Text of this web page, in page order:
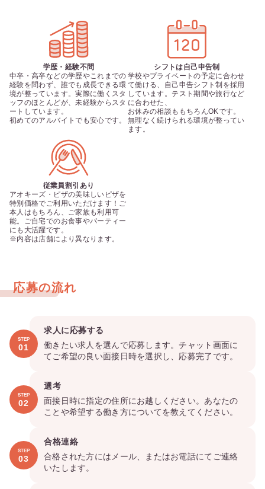
学歴・経験不問
中卒・高卒などの学歴やこれまでの
経験を問わず、誰でも成長できる環
境が整っています。実際に働くスタ
ッフのほとんどが、未経験からスタ
ートしています。
初めてのアルバイトでも安心です。
シフトは自己申告制
学校やプライベートの予定に合わせ
て働ける、自己申告シフト制を採用
しています。テスト期間や旅行など
に合わせた、
お休みの相談ももちろんOKです。
無理なく続けられる環境が整ってい
ます。
従業員割引あり
アオキーズ・ピザの美味しいピザを
特別価格でご利用いただけます！ご
本人はもちろん、ご家族も利用可
能。ご自宅でのお食事やパーティー
にも大活躍です。
※内容は店舗により異なります。
応募の流れ
STEP
01
求人に応募する
働きたい求人を選んで応募します。チャット画面に
てご希望の良い面接日時を選択し、応募完了です。
STEP
02
選考
面接日時に指定の住所にお越しください。あなたの
ことや希望する働き方についてを教えてください。
STEP
03
合格連絡
合格された方にはメール、またはお電話にてご連絡
いたします。